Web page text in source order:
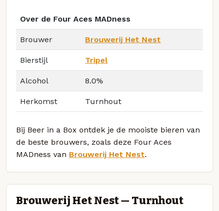
Over de Four Aces MADness
Brouwer Brouwerij Het Nest
Bierstijl Tripel
Alcohol 8.0%
Herkomst Turnhout
Bij Beer in a Box ontdek je de mooiste bieren van
de beste brouwers, zoals deze Four Aces
MADness van Brouwerij Het Nest.
Brouwerij Het Nest — Turnhout